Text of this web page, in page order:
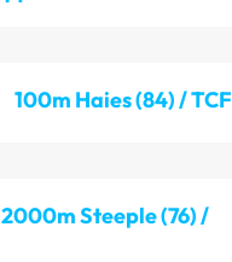
100m Haies (84) / TCF
2000m Steeple (76) /